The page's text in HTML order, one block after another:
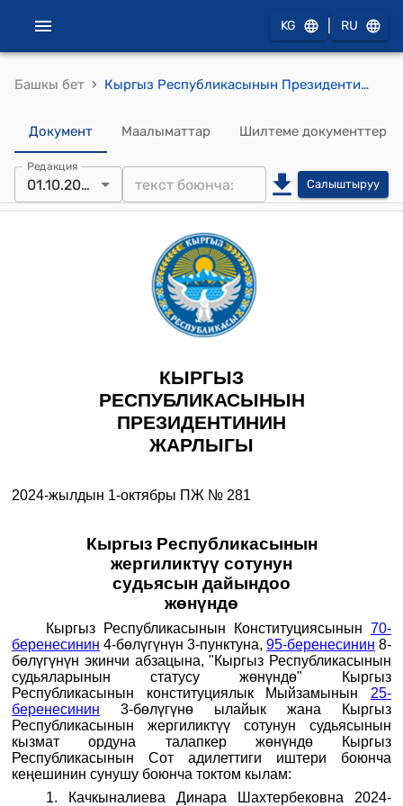
KG RU
Башкы бет › Кыргыз Республикасынын Президентинин 2024-жылдын 1-октябрындагы ПЖ № 281 "Кыргыз Республикасынын жергиликтүү сотунун судьясын дайындоо жөнүндө" Жарлыгы
Документ Маалыматтар Шилтеме документтер
Редакция
01.10.2024 Салыштыруу